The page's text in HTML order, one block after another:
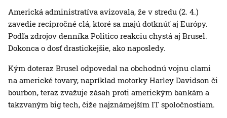
Americká administratíva avizovala, že v stredu (2. 4.)
zavedie recipročné clá, ktoré sa majú dotknúť aj Európy.
Podľa zdrojov denníka Politico reakciu chystá aj Brusel.
Dokonca o dosť drastickejšie, ako naposledy.
Kým doteraz Brusel odpovedal na obchodnú vojnu clami
na americké tovary, napríklad motorky Harley Davidson či
bourbon, teraz zvažuje zásah proti americkým bankám a
takzvaným big tech, čiže najznámejším IT spoločnostiam.